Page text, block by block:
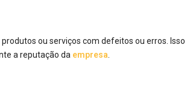
ou serviços com defeitos ou erros.
a reputação da empresa